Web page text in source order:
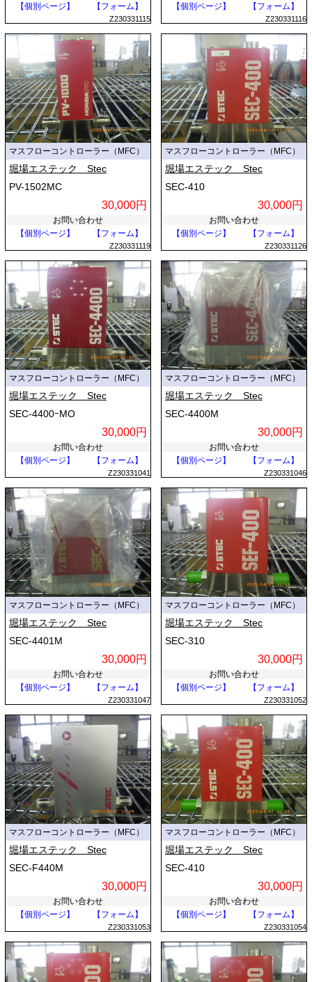
【個別ページ】
【フォーム】
Z230331115
【個別ページ】
【フォーム】
Z230331116
マスフローコントローラー（MFC）
堀場エステック Stec
PV-1502MC
30,000円
お問い合わせ
【個別ページ】
【フォーム】
Z230331119
マスフローコントローラー（MFC）
堀場エステック Stec
SEC-410
30,000円
お問い合わせ
【個別ページ】
【フォーム】
Z230331126
マスフローコントローラー（MFC）
堀場エステック Stec
SEC-4400ｰMO
30,000円
お問い合わせ
【個別ページ】
【フォーム】
Z230331041
マスフローコントローラー（MFC）
堀場エステック Stec
SEC-4400M
30,000円
お問い合わせ
【個別ページ】
【フォーム】
Z230331046
マスフローコントローラー（MFC）
堀場エステック Stec
SEC-4401M
30,000円
お問い合わせ
【個別ページ】
【フォーム】
Z230331047
マスフローコントローラー（MFC）
堀場エステック Stec
SEC-310
30,000円
お問い合わせ
【個別ページ】
【フォーム】
Z230331052
マスフローコントローラー（MFC）
堀場エステック Stec
SEC-F440M
30,000円
お問い合わせ
【個別ページ】
【フォーム】
Z230331053
マスフローコントローラー（MFC）
堀場エステック Stec
SEC-410
30,000円
お問い合わせ
【個別ページ】
【フォーム】
Z230331054